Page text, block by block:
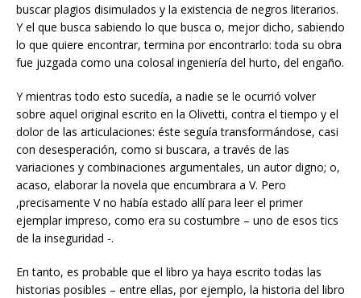
buscar plagios disimulados y la existencia de negros literarios.
Y el que busca sabiendo lo que busca o, mejor dicho, sabiendo
lo que quiere encontrar, termina por encontrarlo: toda su obra
fue juzgada como una colosal ingeniería del hurto, del engaño.
Y mientras todo esto sucedía, a nadie se le ocurrió volver
sobre aquel original escrito en la Olivetti, contra el tiempo y el
dolor de las articulaciones: éste seguía transformándose, casi
con desesperación, como si buscara, a través de las
variaciones y combinaciones argumentales, un autor digno; o,
acaso, elaborar la novela que encumbrara a V. Pero
,precisamente V no había estado allí para leer el primer
ejemplar impreso, como era su costumbre – uno de esos tics
de la inseguridad -.
En tanto, es probable que el libro ya haya escrito todas las
historias posibles – entre ellas, por ejemplo, la historia del libro